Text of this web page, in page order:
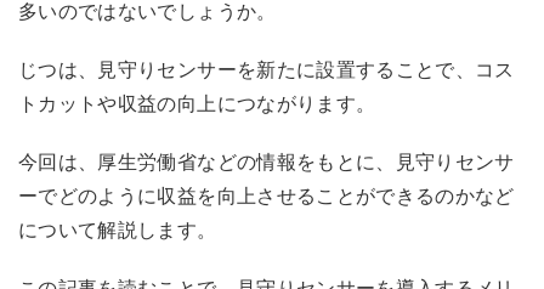
多いのではないでしょうか。
じつは、見守りセンサーを新たに設置することで、コス
トカットや収益の向上につながります。
今回は、厚生労働省などの情報をもとに、見守りセンサ
ーでどのように収益を向上させることができるのかなど
について解説します。